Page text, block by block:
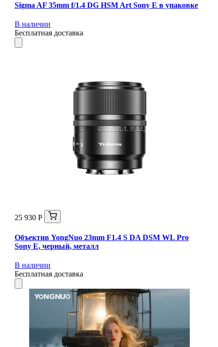
Sigma AF 35mm f/1.4 DG HSM Art Sony E в упаковке
В наличии
Бесплатная доставка
25 930 Р
Объектив YongNuo 23mm F1.4 S DA DSM WL Pro
Sony E, черный, металл
В наличии
Бесплатная доставка